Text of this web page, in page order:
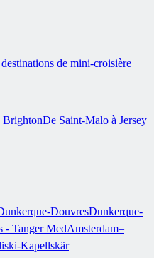
de mini-croisière
BrightonDe Saint-Malo à Jersey
DouvresDunkerque-
- Tanger MedAmsterdam–
Kapellskär